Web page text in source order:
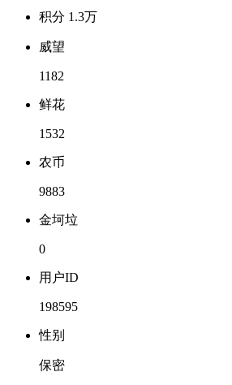
积分 1.3万
威望
1182
鲜花
1532
农币
9883
金坷垃
0
用户ID
198595
性别
保密